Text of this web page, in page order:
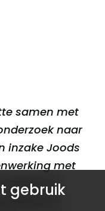
gebruik
samen met
naar
inzake Joods
met
Radboud